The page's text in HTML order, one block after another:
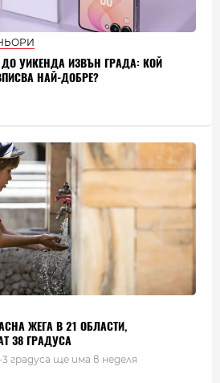
УИКЕНДА ИЗВЪН ГРАДА: КОЙ
НАЙ-ДОБРЕ?
ЖЕГА В 21 ОБЛАСТИ,
38 ГРАДУСА
градуса ще има в неделя